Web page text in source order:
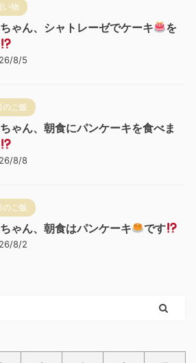
い物
ゃん、シャトレーゼでケーキ
を
8/5
のご飯
ゃん、朝食にパンケーキを食べま
8/8
のご飯
ゃん、朝食はパンケーキ です
8/2